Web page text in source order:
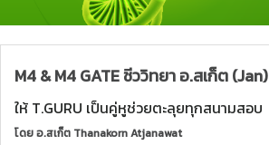
M4 & M4 GATE ชีววิทยา อ.สเก็ต (Jan)
ให้ T.GURU เป็นคู่หูช่วยตะลุยทุกสนามสอบ
โดยอ.สเก็ต Thanakorn Atjanawat